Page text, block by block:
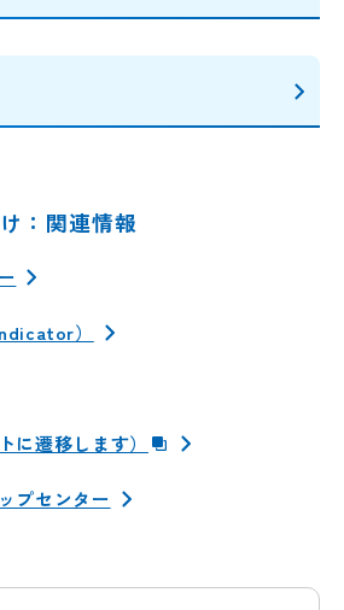
：関連情報
）
に遷移します）
プセンター